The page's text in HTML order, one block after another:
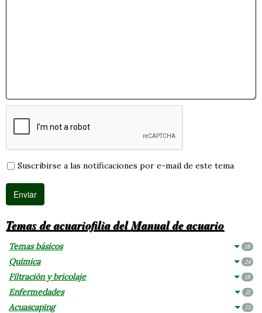
Suscribirse a las notificaciones por e-mail de este tema
Temas de acuariofilia del Manual de acuario
Temas básicos 18
Química 24
Filtración y bricolaje 18
Enfermedades 21
Acuascaping 15